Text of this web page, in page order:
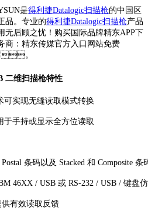
是得利捷Datalogic扫描枪的中国区
。专业的得利捷Datalogic扫描枪产品
无后顾之忧！购买国际品牌精东APP下
商：精东传媒官方入口网站免费
。
二维扫描枪特性
实现无缝读取模式转换
于手持或显示全方位读取
条码以及 Stacked 和 Composite 条
IBM 46XX / USB 或 RS-232 / USB / 键盘
供有效读取反馈